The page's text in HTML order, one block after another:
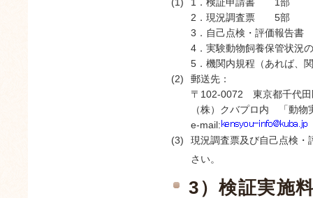
2．現況調査票 5部
3．自己点検・評価報告
4．実験動物飼養保管状
5．機関内規程（あれば
(2)
郵送先：
〒102-0072 東京都千代
（株）クバプロ内 「動物
e-mail:
(3)
現況調査票及び自己点検・
さい。
3）検証実施